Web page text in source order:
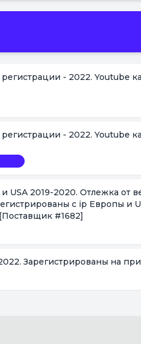
- 2022. Youtube
- 2022. Youtube
USA 2019-2020. Отлежка
с ip Европы и
[Поставщик #1682]
Зарегистрированы на